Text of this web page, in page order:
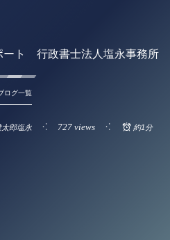
ト 行政書士法人塩永事務所
ログ一覧
太郎塩永 727 views 約1分